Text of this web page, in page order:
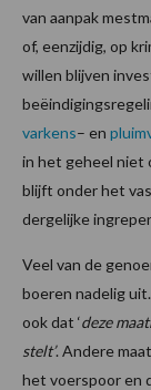
van aanpak
of, eenzijdig, op
willen blijven
varkens– en
in het geheel niet
blijft onder het
dergelijke
Veel van de
boeren nadelig
ook dat ‘deze
stelt’. Andere
het voerspoor en